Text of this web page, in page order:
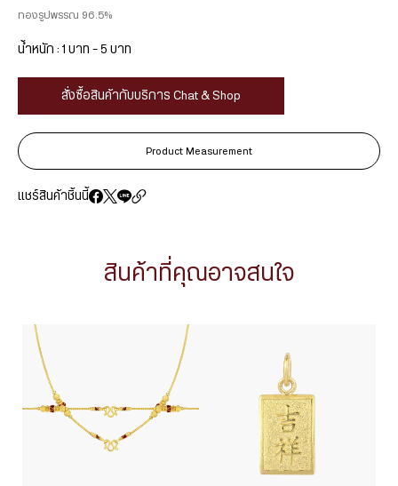
ทองรูปพรรณ 96.5%
น้ำหนัก : 1 บาท – 5 บาท
สั่งซื้อสินค้ากับบริการ Chat & Shop
Product Measurement
แชร์สินค้าชิ้นนี้
สินค้าที่คุณอาจสนใจ